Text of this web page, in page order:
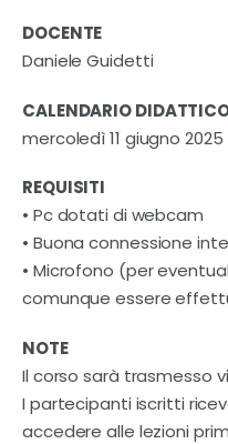
DOCENTE
Daniele Guidetti
CALENDARIO
mercoledì 11 giugno
REQUISITI
• Pc dotati di webcam
• Buona connessione
• Microfono (per
comunque essere
NOTE
Il corso sarà trasmesso
I partecipanti iscritti
accedere alle lezioni